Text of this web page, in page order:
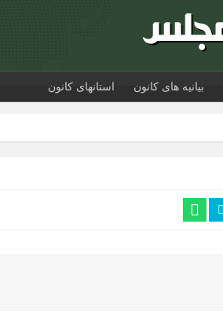
بیانیه های کانون استانهای کانون